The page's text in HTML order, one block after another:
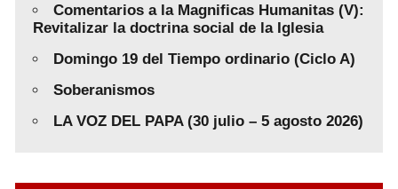
Comentarios a la Magnificas Humanitas (V):
Revitalizar la doctrina social de la Iglesia
Domingo 19 del Tiempo ordinario (Ciclo A)
Soberanismos
LA VOZ DEL PAPA (30 julio – 5 agosto 2026)